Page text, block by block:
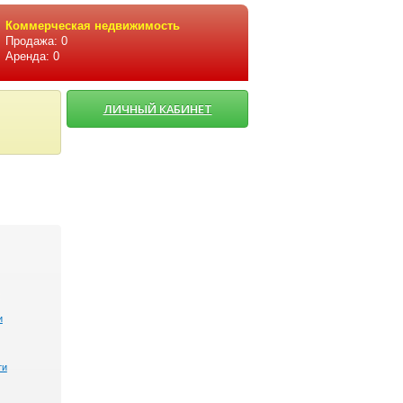
Коммерческая недвижимость
Продажа: 0
Аренда: 0
ЛИЧНЫЙ КАБИНЕТ